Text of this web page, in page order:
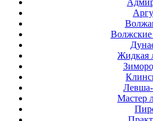
Жидкая
Мастер